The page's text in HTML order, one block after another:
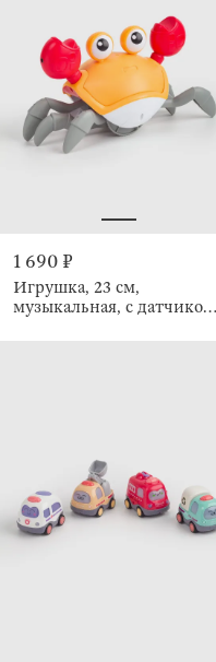
1 690 ₽
Игрушка, 23 см,
музыкальная, с датчиком